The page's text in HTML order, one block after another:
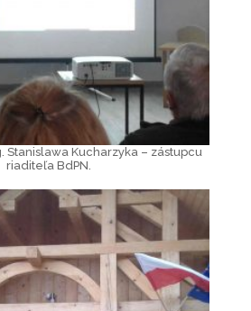
Stanislawa Kucharzyka – zástupcu
riaditeľa BdPN.